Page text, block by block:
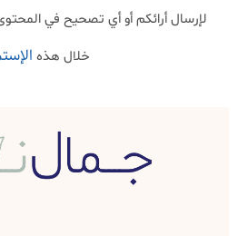
لإرسال أرائكم أو أي تصحيح في
خلال هذه